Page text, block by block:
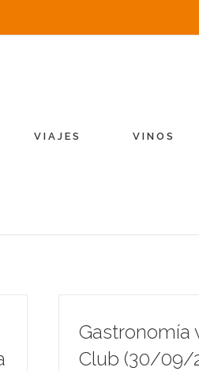
VIAJES VINOS
Gastronomía
Club (30/09/